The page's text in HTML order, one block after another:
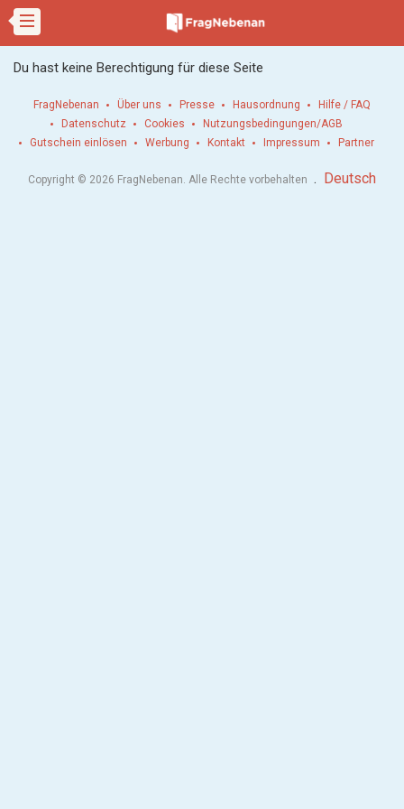
Du hast keine Berechtigung für diese Seite
FragNebenan Über uns Presse Hausordnung
Hilfe / FAQ
Datenschutz
Cookies
Nutzungsbedingungen/AGB
Gutschein einlösen
Werbung Kontakt Impressum Partner
Copyright © 2026 FragNebenan. Alle Rechte vorbehalten . Deutsch